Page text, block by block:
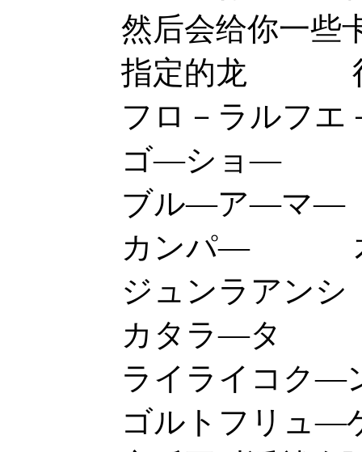
然后会给你一些
指定的龙 得
フロ－ラルフ
ゴ—ショ— エ
ブル—ア—マ—
カンパ— 术
ジュンラアン
カタラ—タ
ライライコク
ゴルトフリュ—